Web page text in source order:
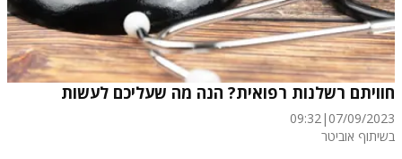
חוויתם רשלנות רפואית? הנה מה שעליכם לעשות
07/09/2023
|
09:32
בשיתוף אוביטר